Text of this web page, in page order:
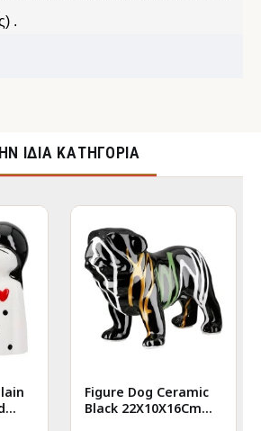
.
ΊΔΙΑ ΚΑΤΗΓΟΡΊΑ
Figure Dog Ceramic
Black 22X10X16Cm